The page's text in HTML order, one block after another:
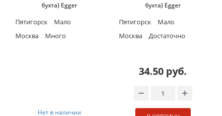
бухта) Egger
Пятигорск
Мало
Москва
Много
Нет в наличии
бухта) Egger
Пятигорск
Мало
Москва
Достаточно
34.50 руб.